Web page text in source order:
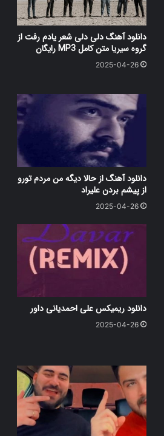
دانلود آهنگ دلی دلی شعر یادم رفت از
گروه سیریا متن کامل MP3 رایگان
2025-04-26
دانلود آهنگ از حالا دیگه من مردم تورو
از پیشم بردن علیراد
2025-04-26
دانلود ریمیکس علی احمدیانی داور
2025-04-26